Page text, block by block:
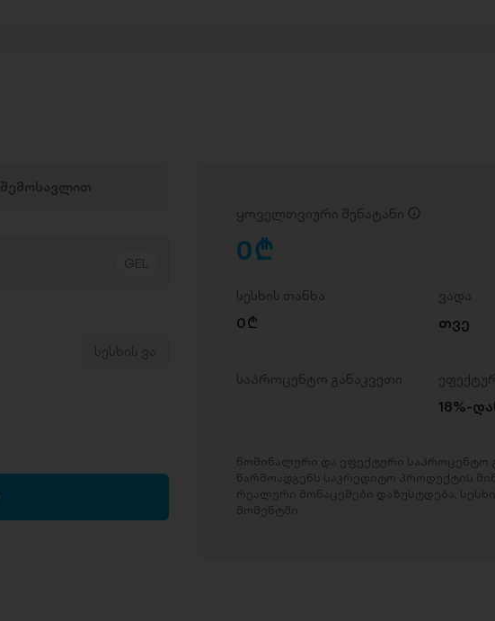
შემოსავლით
ყოველთვიური შენატანი
0D
სესხის თანხა
0D
ვადა
თვე
საპროცენტო განაკვეთი
18%-
ნომინალური და ეფექტური საპროცენტო
წარმოადგენს საკრედიტო პროდუქტის
რეალური მონაცემები დაზუსტდება,
მომენტში.